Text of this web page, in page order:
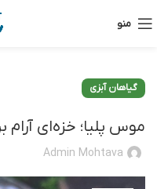
منو
گیاهان آبزی
موس پلیا؛ خزه‌ای آرام
Admin Mohtava